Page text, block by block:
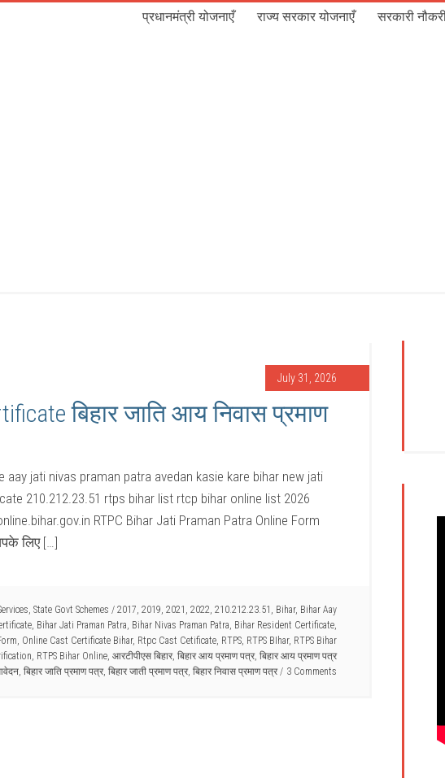
प्रधानमंत्री योजनाएँ राज्य सरकार योजनाएँ सरकारी
July 31, 2026
बिहार जाति आय निवास प्रमाण
jati nivas praman patra avedan kasie kare bihar new jati
210.212.23.51 rtps bihar list rtcp bihar online list 2026
RTPC Bihar Jati Praman Patra Online Form
लिए […]
, State Govt Schemes / 2017, 2019, 2021 , 2022, 210.212.23.51 , Bihar, Bihar Aay
, Bihar Jati Praman Patra, Bihar Nivas Praman Patra, Bihar Resident Certificate,
, Online Cast Certificate Bihar, Rtpc Cast Cetificate, RTPS, RTPS BIhar, RTPS Bihar
, RTPS Bihar Online, आरटीपीएस बिहार, बिहार आय प्रमाण पत्र, बिहार आय प्रमाण पत्र
, बिहार जाति प्रमाण पत्र, बिहार जाती प्रमाण पत्र, बिहार निवास प्रमाण पत्र 3 Comments